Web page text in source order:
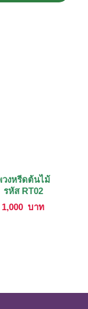
วงหรีดต้นไม้
รหัส RT02
1,000 บาท